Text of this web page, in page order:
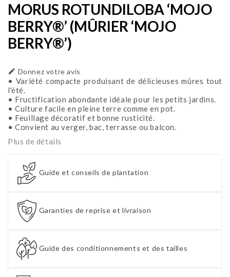
MORUS ROTUNDILOBA ‘MOJO
BERRY®’ (MÛRIER ‘MOJO
BERRY®’)
 Donnez votre avis
• Variété compacte produisant de délicieuses mûres tout
l'été.
• Fructification abondante idéale pour les petits jardins.
• Culture facile en pleine terre comme en pot.
• Feuillage décoratif et bonne rusticité.
• Convient au verger, bac, terrasse ou balcon.
Plus de détails
Guide et conseils de plantation
Garanties de reprise et livraison
Guide des conditionnements et des tailles